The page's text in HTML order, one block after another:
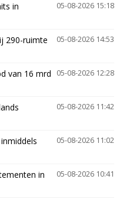
05-08-2026 15:18
in
05-08-2026 14:53
290-ruimte
05-08-2026 12:28
van 16 mrd
05-08-2026 11:42
05-08-2026 11:02
05-08-2026 10:41
in